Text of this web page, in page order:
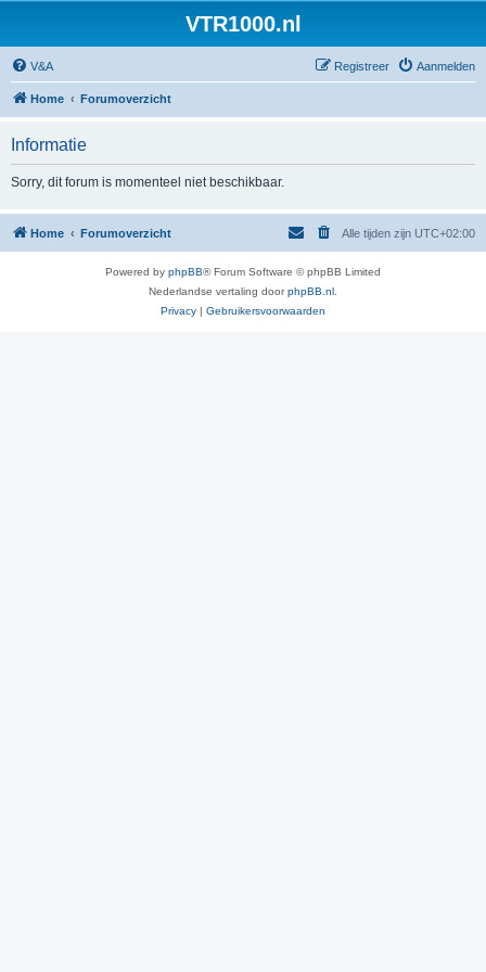
VTR1000.nl
V&A Aanmelden
Registreer
Home Forumoverzicht
Informatie
Sorry, dit forum is momenteel niet beschikbaar.
Home Forumoverzicht Alle tijden zijn UTC+02:00
Powered by phpBB® Forum Software © phpBB Limited
Nederlandse vertaling doorphpBB.nl
Privacy | Gebruikersvoorwaarden